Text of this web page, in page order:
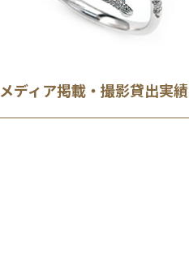
メディア掲載・撮影貸出実績